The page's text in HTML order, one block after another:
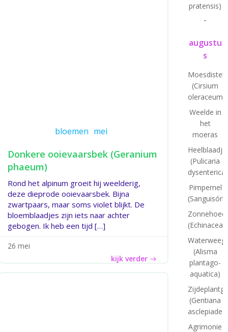
bloemen mei
Donkere ooievaarsbek (Geranium
phaeum)
Rond het alpinum groeit hij weelderig,
deze dieprode ooievaarsbek. Bijna
zwartpaars, maar soms violet blijkt. De
bloemblaadjes zijn iets naar achter
gebogen. Ik heb een tijd […]
26 mei
kijk verder
pratensis)
-
augustu
s
Moesdistel
(Cirsium
oleraceum)
Weelde in
het
moeras
(Pulicaria
dysenterica)
Pimpernel
Zonnehoed
(Echinacea)
(Alisma
plantago-
aquatica)
(Gentiana
Agrimonie